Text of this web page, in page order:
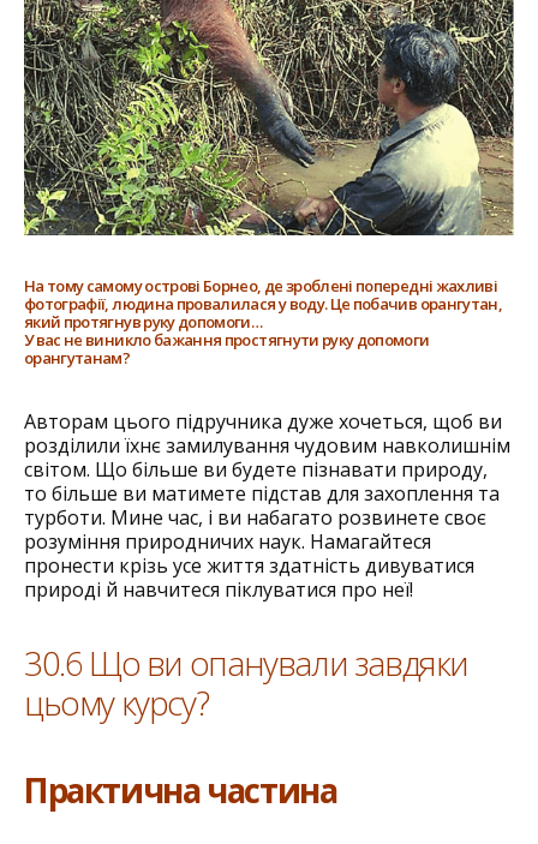
На тому самому острові Борнео, де зроблені попередні жахливі
фотографії, людина провалилася у воду. Це побачив орангутан,
який протягнув руку допомоги…
У вас не виникло бажання простягнути руку допомоги
орангутанам?
Авторам цього підручника дуже хочеться, щоб ви
розділили їхнє замилування чудовим навколишнім
світом. Що більше ви будете пізнавати природу,
то більше ви матимете підстав для захоплення та
турботи. Мине час, і ви набагато розвинете своє
розуміння природничих наук. Намагайтеся
пронести крізь усе життя здатність дивуватися
природі й навчитеся піклуватися про неї!
30.6 Що ви опанували завдяки
цьому курсу?
Практична частина